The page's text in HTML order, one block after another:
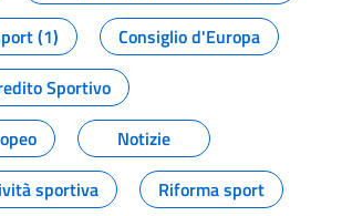
(1)
Consiglio d'Europa
Sportivo
Notizie
sportiva
Riforma sport